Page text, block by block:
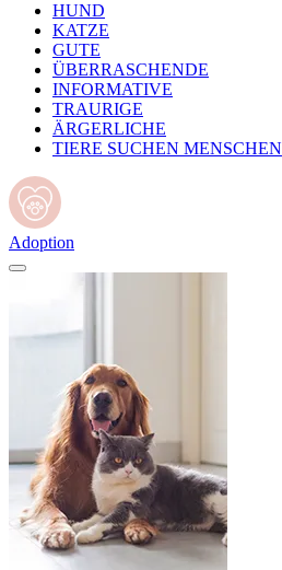
HUND
KATZE
GUTE
ÜBERRASCHENDE
INFORMATIVE
TRAURIGE
ÄRGERLICHE
TIERE SUCHEN MENSCHEN
Adoption